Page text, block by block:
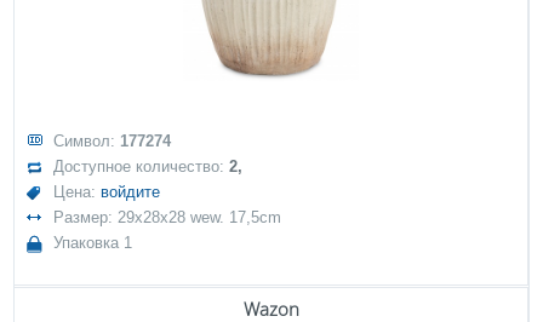
Символ: 177274
Доступное количество:2,
Цена: войдите
Размер: 29x28x28 wew. 17,5cm
Упаковка 1
Wazon